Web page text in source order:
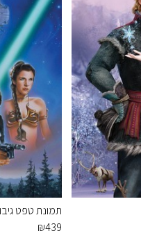
תמונת טפט
₪439